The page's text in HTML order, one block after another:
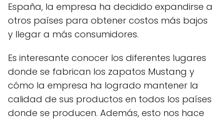
España, la empresa ha decidido expandirse a
otros países para obtener costos más bajos
y llegar a más consumidores.
Es interesante conocer los diferentes lugares
donde se fabrican los zapatos Mustang y
cómo la empresa ha logrado mantener la
calidad de sus productos en todos los países
donde se producen. Además, esto nos hace